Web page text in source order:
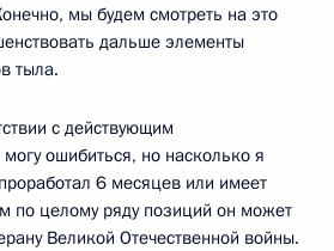
мы будем смотреть на это
дальше элементы
тыла.
с действующим
ошибиться, но насколько я
6 месяцев или имеет
по целому ряду позиций он может
Великой Отечественной войны.